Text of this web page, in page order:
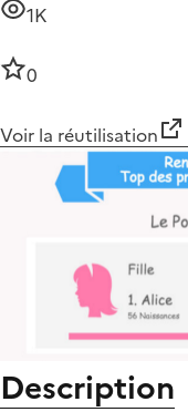
1K
0
Voir la réutilisation
Description